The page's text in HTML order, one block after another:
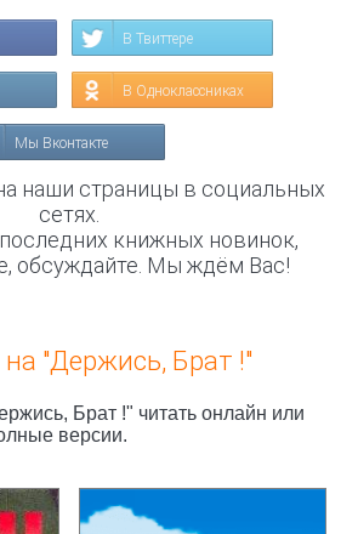
В Твиттере
В Одноклассниках
Мы Вконтакте
наши страницы в социальных
сетях.
книжных новинок,
обсуждайте. Мы ждём Вас!
"Держись, Брат !"
Брат !" читать онлайн или
версии.